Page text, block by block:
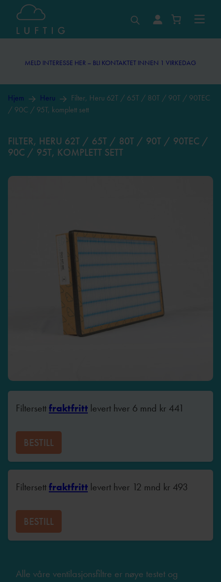
MELD INTERESSE HER – BLI KONTAKTET INNEN 1 VIRKEDAG
Hjem Heru
Filter, Heru 62T / 65T / 80T / 90T / 90TEC
/ 90C / 95T, komplett sett
FILTER, HERU 62T / 65T / 80T / 90T / 90TEC /
90C / 95T, KOMPLETT SETT
Filtersett fraktfritt levert hver 6 mnd kr 441
BESTILL
Filtersett fraktfritt levert hver 12 mnd kr 493
BESTILL
Alle våre ventilasjonsfiltre er nøye testet og
MELD INTERESSE HER – BLI KONTAKTET INNEN 1 VIRKEDAG